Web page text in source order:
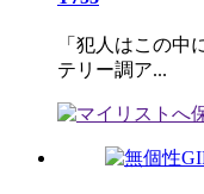
「犯人はこの
テリー調ア...